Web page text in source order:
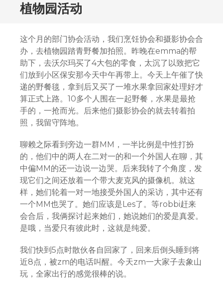
植物园活动
这个月的部门协会活动，我们烹饪协会和摄影协会合
办，去植物园踏青野餐加拍照。昨晚在emma的帮
助下，去沃尔玛买了4大包的零食，太沉了以致把它
们放到小区保安那今天中午再带上。今天上午催了快
递的野餐毯，拿到后又买了一堆水果拿回家处理好才
算正式上路。10多个人围在一起野餐，水果是最抢
手的，一抢而光。后来他们摄影协会的就去转着拍
照，我留守阵地。
聊赖之际看到旁边一群MM，一半比例是中性打扮
的，他们中的两人在二对一的和一个外国人在聊，其
中偏MM的还一边说一边哭。后来我转了个角度，发
现它们之间还放着一个带大麦克风的摄像机。就这
样，她们轮着一对一地接受外国人的采访，其中还有
一个MM也哭了。她们应该是Les了。等robbi赶来
会合后，我俩探讨起来她们，她说她们的爱是真爱。
是哦，当爱只有彼此时，这就是纯爱。
我们快到5点时散伙各自回家了，回来后倒头睡到将
近8点，被zm的电话叫醒。今天zm一大家子去象山
玩，全家出行的感觉很棒的说。